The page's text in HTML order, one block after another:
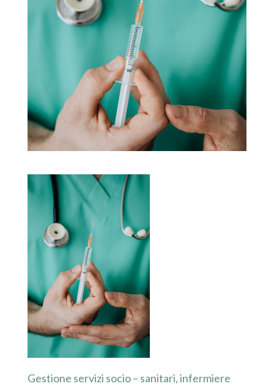
Gestione servizi socio – sanitari, infermiere